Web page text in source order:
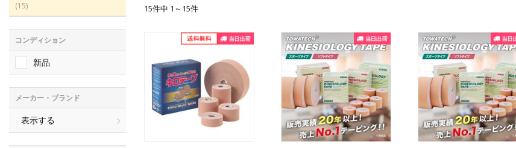
(15)
コンディション
新品
メーカー・ブランド
表示する
15件中 1～15件